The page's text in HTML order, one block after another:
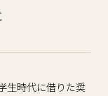
生時代に借りた奨